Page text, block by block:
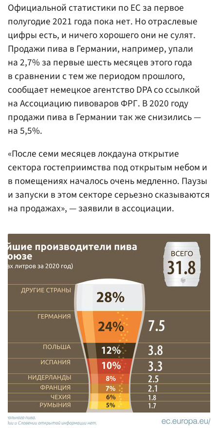
Официальной статистики по ЕС за первое
полугодие 2021 года пока нет. Но отраслевые
цифры есть, и ничего хорошего они не сулят.
Продажи пива в Германии, например, упали
на 2,7% за первые шесть месяцев этого года
в сравнении с тем же периодом прошлого,
сообщает немецкое агентство DPA со ссылкой
на Ассоциацию пивоваров ФРГ. В 2020 году
продажи пива в Германии так же снизились —
на 5,5%.
«После семи месяцев локдауна открытие
сектора гостеприимства под открытым небом и
в помещениях началось очень медленно. Паузы
и запуски в этом секторе серьезно сказываются
на продажах», — заявили в ассоциации.